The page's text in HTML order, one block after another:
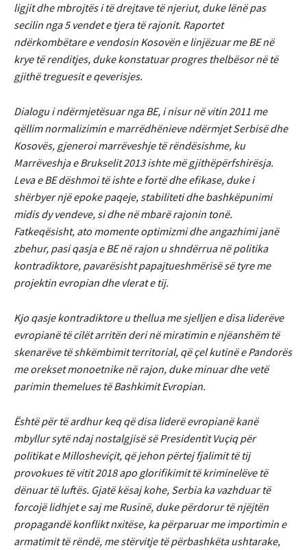
ligjit dhe mbrojtës i të drejtave të njeriut, duke lënë pas
secilin nga 5 vendet e tjera të rajonit. Raportet
ndërkombëtare e vendosin Kosovën e linjëzuar me BE në
krye të renditjes, duke konstatuar progres thelbësor në të
gjithë treguesit e qeverisjes.
Dialogu i ndërmjetësuar nga BE, i nisur në vitin 2011 me
qëllim normalizimin e marrëdhënieve ndërmjet Serbisë dhe
Kosovës, gjeneroi marrëveshje të rëndësishme, ku
Marrëveshja e Brukselit 2013 ishte më gjithëpërfshirësja.
Leva e BE dëshmoi të ishte e fortë dhe efikase, duke i
shërbyer një epoke paqeje, stabiliteti dhe bashkëpunimi
midis dy vendeve, si dhe në mbarë rajonin tonë.
Fatkeqësisht, ato momente optimizmi dhe angazhimi janë
zbehur, pasi qasja e BE në rajon u shndërrua në politika
kontradiktore, pavarësisht papajtueshmërisë së tyre me
projektin evropian dhe vlerat e tij.
Kjo qasje kontradiktore u thellua me sjelljen e disa liderëve
evropianë të cilët arritën deri në miratimin e njëanshëm të
skenarëve të shkëmbimit territorial, që çel kutinë e Pandorës
me orekset monoetnike në rajon, duke minuar dhe vetë
parimin themelues të Bashkimit Evropian.
Është për të ardhur keq që disa liderë evropianë kanë
mbyllur sytë ndaj nostalgjisë së Presidentit Vuçiq për
politikat e Millosheviçit, që jehon përtej fjalimit të tij
provokues të vitit 2018 apo glorifikimit të kriminelëve të
dënuar të luftës. Gjatë kësaj kohe, Serbia ka vazhduar të
forcojë lidhjet e saj me Rusinë, duke përdorur të njëjtën
propagandë konflikt nxitëse, ka përparuar me importimin e
armatimit të rëndë, me stërvitje të përbashkëta ushtarake,